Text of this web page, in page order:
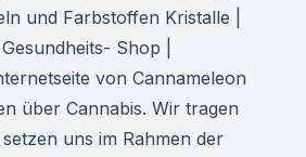
und Farbstoffen Kristalle |
Shop |
von Cannameleon
über Cannabis. Wir tragen
uns im Rahmen der